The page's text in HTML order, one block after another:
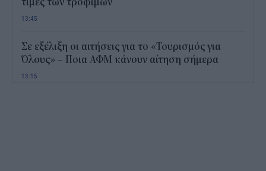
τιμές των τροφίμων
13:45
Σε εξέλιξη οι αιτήσεις για το «Τουρισμός για
Όλους» – Ποια ΑΦΜ κάνουν αίτηση σήμερα
13:15